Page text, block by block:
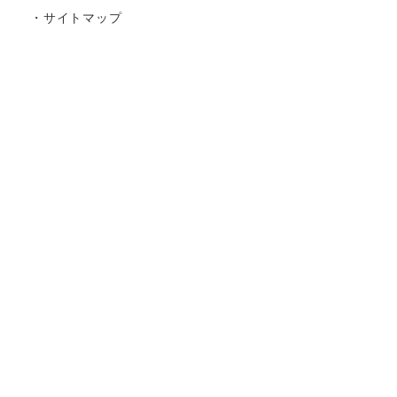
・サイトマップ